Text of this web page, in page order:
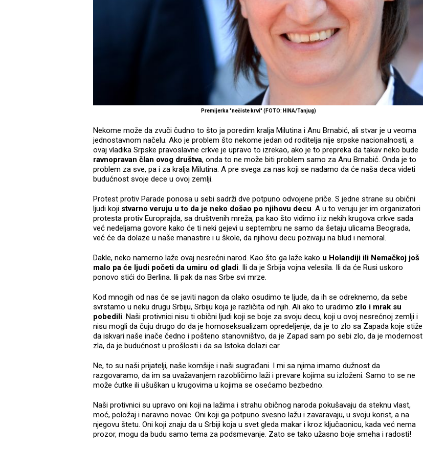
Premijerka "nečiste krvi" (FOTO: HINA/Tanjug)
Nekome može da zvuči čudno to što ja poredim kralja Milutina i Anu Brnabić, ali stvar je u veoma
jednostavnom načelu. Ako je problem što nekome jedan od roditelja nije srpske nacionalnosti, a
ovaj vladika Srpske pravoslavne crkve je upravo to izrekao, ako je to prepreka da takav neko bude
ravnopravan član ovog društva, onda to ne može biti problem samo za Anu Brnabić. Onda je to
problem za sve, pa i za kralja Milutina. A pre svega za nas koji se nadamo da će naša deca videti
budućnost svoje dece u ovoj zemlji.
Protest protiv Parade ponosa u sebi sadrži dve potpuno odvojene priče. S jedne strane su obični
ljudi koji stvarno veruju u to da je neko došao po njihovu decu. A u to veruju jer im organizatori
protesta protiv Europrajda, sa društvenih mreža, pa kao što vidimo i iz nekih krugova crkve sada
već nedeljama govore kako će ti neki gejevi u septembru ne samo da šetaju ulicama Beograda,
već će da dolaze u naše manastire i u škole, da njihovu decu pozivaju na blud i nemoral.
Dakle, neko namerno laže ovaj nesrećni narod. Kao što ga laže kako u Holandiji ili Nemačkoj još
malo pa će ljudi početi da umiru od gladi. Ili da je Srbija vojna velesila. Ili da će Rusi uskoro
ponovo stići do Berlina. Ili pak da nas Srbe svi mrze.
Kod mnogih od nas će se javiti nagon da olako osudimo te ljude, da ih se odreknemo, da sebe
svrstamo u neku drugu Srbiju, Srbiju koja je različita od njih. Ali ako to uradimo zlo i mrak su
pobedili. Naši protivnici nisu ti obični ljudi koji se boje za svoju decu, koji u ovoj nesrećnoj zemlji i
nisu mogli da čuju drugo do da je homoseksualizam opredeljenje, da je to zlo sa Zapada koje stiže
da iskvari naše inače čedno i pošteno stanovništvo, da je Zapad sam po sebi zlo, da je modernost
zla, da je budućnost u prošlosti i da sa Istoka dolazi car.
Ne, to su naši prijatelji, naše komšije i naši sugrađani. I mi sa njima imamo dužnost da
razgovaramo, da im sa uvažavanjem razobličimo laži i prevare kojima su izloženi. Samo to se ne
može ćutke ili ušuškan u krugovima u kojima se osećamo bezbedno.
Naši protivnici su upravo oni koji na lažima i strahu običnog naroda pokušavaju da steknu vlast,
moć, položaj i naravno novac. Oni koji ga potpuno svesno lažu i zavaravaju, u svoju korist, a na
njegovu štetu. Oni koji znaju da u Srbiji koja u svet gleda makar i kroz ključaonicu, kada već nema
prozor, mogu da budu samo tema za podsmevanje. Zato se tako užasno boje smeha i radosti!